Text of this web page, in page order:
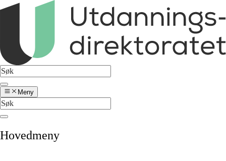
Meny
Hovedmeny